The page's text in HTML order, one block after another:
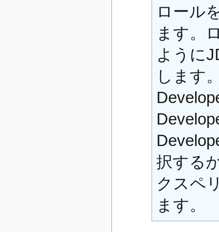
ロール
ます。
ように
します
択する
クスペ
ます。